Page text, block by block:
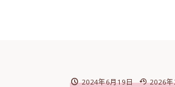
2024年6月19日 2026